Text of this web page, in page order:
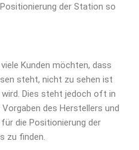
der Station so
Kunden möchten, dass
steht, nicht zu sehen ist
Dies steht jedoch oft in
des Herstellers und
die Positionierung der
zu finden.